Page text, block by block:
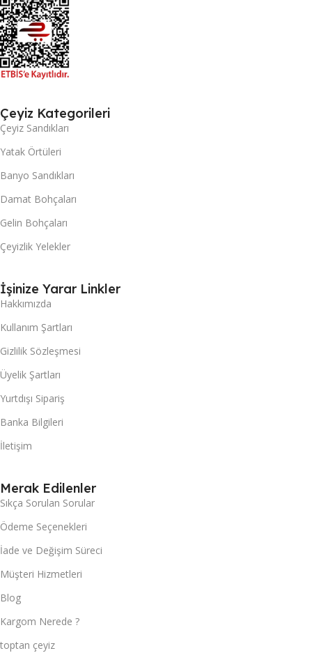
Çeyiz Kategorileri
Çeyiz Sandıkları
Yatak Örtüleri
Banyo Sandıkları
Damat Bohçaları
Gelin Bohçaları
Çeyizlik Yelekler
İşinize Yarar Linkler
Hakkımızda
Kullanım Şartları
Gizlilik Sözleşmesi
Üyelik Şartları
Yurtdışı Sipariş
Banka Bilgileri
İletişim
Merak Edilenler
Sıkça Sorulan Sorular
Ödeme Seçenekleri
İade ve Değişim Süreci
Müşteri Hizmetleri
Blog
Kargom Nerede ?
toptan çeyiz